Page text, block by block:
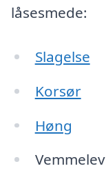
låsesmede:
Slagelse
Korsør
Høng
Vemmelev